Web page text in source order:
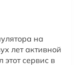
на
лет активной
сервис в